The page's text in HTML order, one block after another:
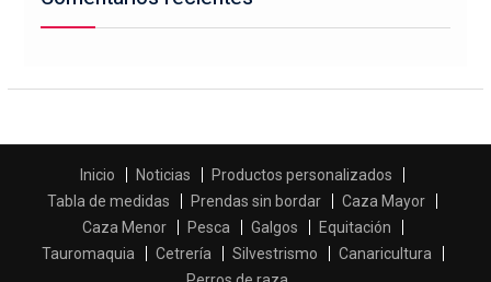
Inicio Noticias
Productos personalizados
Tabla de medidas
Prendas sin bordar
Caza Mayor
Caza Menor
Pesca Galgos
Equitación
Tauromaquia
Cetrería Silvestrismo
Canaricultura